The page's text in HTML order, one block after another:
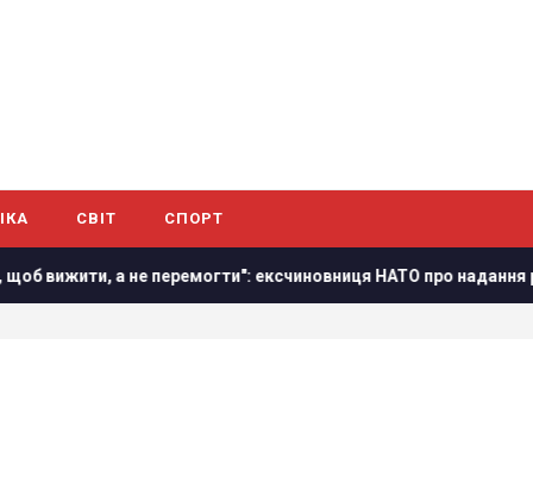
СВІТ СПОРТ
а не перемогти": ексчиновниця НАТО про надання ракет